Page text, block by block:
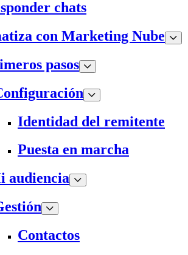
chats
con Marketing Nube
pasos
Identidad del remitente
Puesta en marcha
audiencia
Contactos